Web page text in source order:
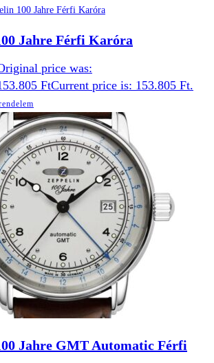
Jahre Férfi Karóra
price was:
FtCurrent price is: 153.805 Ft.
Jahre GMT Automatic Férfi